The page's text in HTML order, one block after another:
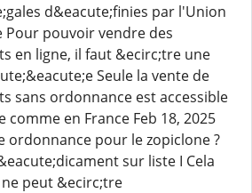
d&eacute;finies par l'Union
Pour pouvoir vendre des
en ligne, il faut &ecirc;tre une
Seule la vente de
sans ordonnance est accessible
comme en France Feb 18, 2025
ordonnance pour le zopiclone ?
sur liste I Cela
peut &ecirc;tre